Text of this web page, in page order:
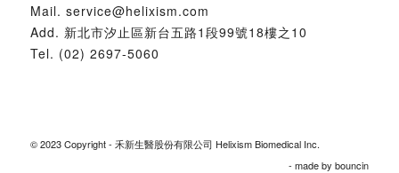
Mail. service@helixism.com
Add. 新北市汐止區新台五路1段99號18樓之10
Tel. (02) 2697-5060
© 2023 Copyright - 禾新生醫股份有限公司 Helixism Biomedical Inc.
- made bybouncin